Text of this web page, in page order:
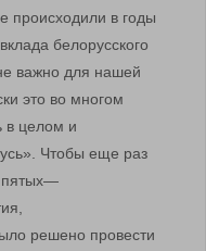
происходили в годы
белорусского
важно для нашей
это во многом
в целом и
Чтобы еще раз
пятых—
решено провести